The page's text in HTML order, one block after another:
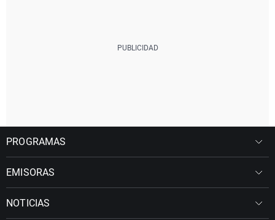
PROGRAMAS
EMISORAS
NOTICIAS